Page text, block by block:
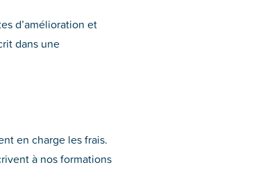
d’amélioration et
dans une
en charge les frais.
à nos formations